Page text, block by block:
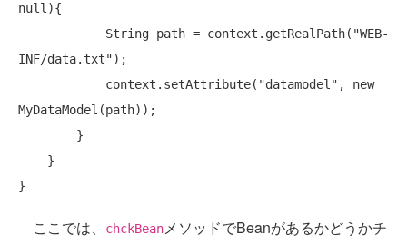
null ){
            String path = context.getRealPath(
"WEB-
INF/data.txt");
            context.setAttribute(
"datamodel" , new
MyDataModel(path));
ここでは、 chckBeanメソッドでBeanがあるかどうかチ